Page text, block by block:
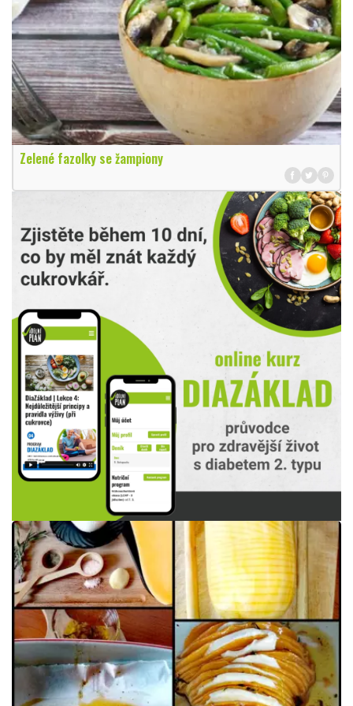
Zelené fazolky se žampiony